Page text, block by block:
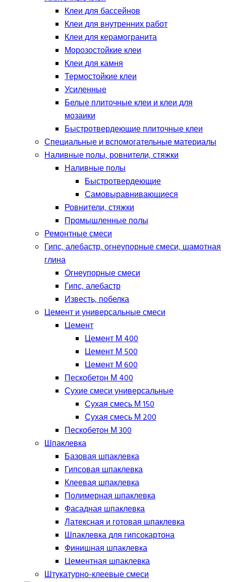
Клеи для бассейнов
Клеи для внутренних работ
Клеи для керамогранита
Морозостойкие клеи
Клеи для камня
Термостойкие клеи
Усиленные
Белые плиточные клеи и клеи для
мозаики
Быстротвердеющие плиточные клеи
Специальные и вспомогательные материалы
Наливные полы, ровнители, стяжки
Наливные полы
Быстротвердеющие
Самовыравнивающиеся
Ровнители, стяжки
Промышленные полы
Ремонтные смеси
Гипс, алебастр, огнеупорные смеси, шамотная
глина
Огнеупорные смеси
Гипс, алебастр
Известь, побелка
Цемент и универсальные смеси
Цемент
Цемент М 400
Цемент М 500
Цемент М 600
Пескобетон М 400
Сухие смеси универсальные
Сухая смесь М 150
Сухая смесь М 200
Пескобетон М 300
Шпаклевка
Базовая шпаклевка
Гипсовая шпаклевка
Клеевая шпаклевка
Полимерная шпаклевка
Фасадная шпаклевка
Латексная и готовая шпаклевка
Шпаклевка для гипсокартона
Финишная шпаклевка
Цементная шпаклевка
Штукатурно-клеевые смеси